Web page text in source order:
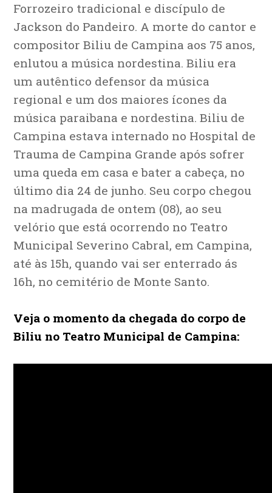
Forrozeiro tradicional e discípulo de
Jackson do Pandeiro. A morte do cantor e
compositor Biliu de Campina aos 75 anos,
enlutou a música nordestina. Biliu era
um autêntico defensor da música
regional e um dos maiores ícones da
música paraibana e nordestina. Biliu de
Campina estava internado no Hospital de
Trauma de Campina Grande após sofrer
uma queda em casa e bater a cabeça, no
último dia 24 de junho. Seu corpo chegou
na madrugada de ontem (08), ao seu
velório que está ocorrendo no Teatro
Municipal Severino Cabral, em Campina,
até às 15h, quando vai ser enterrado ás
16h, no cemitério de Monte Santo.
Veja o momento da chegada do corpo de
Biliu no Teatro Municipal de Campina: